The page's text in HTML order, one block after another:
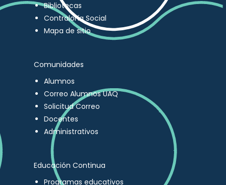
Bibliotecas
Contraloría Social
Mapa de sitio
Comunidades
Alumnos
Correo Alumnos UAQ
Solicitud Correo
Docentes
Administrativos
Educación Continua
Programas educativos